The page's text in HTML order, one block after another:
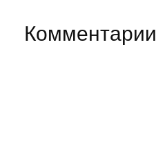
Комментарии